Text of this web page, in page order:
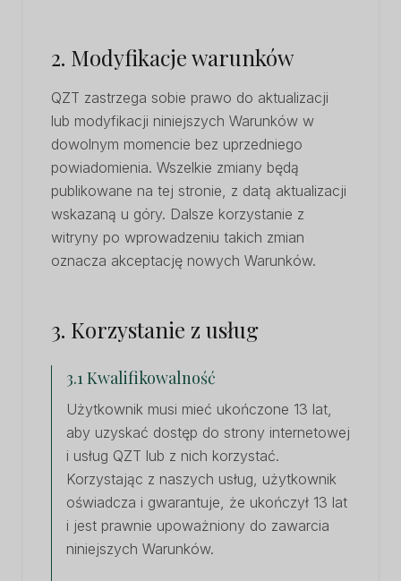
2. Modyfikacje warunków
QZT zastrzega sobie prawo do aktualizacji
lub modyfikacji niniejszych Warunków w
dowolnym momencie bez uprzedniego
powiadomienia. Wszelkie zmiany będą
publikowane na tej stronie, z datą aktualizacji
wskazaną u góry. Dalsze korzystanie z
witryny po wprowadzeniu takich zmian
oznacza akceptację nowych Warunków.
3. Korzystanie z usług
3.1 Kwalifikowalność
Użytkownik musi mieć ukończone 13 lat,
aby uzyskać dostęp do strony internetowej
i usług QZT lub z nich korzystać.
Korzystając z naszych usług, użytkownik
oświadcza i gwarantuje, że ukończył 13 lat
i jest prawnie upoważniony do zawarcia
niniejszych Warunków.